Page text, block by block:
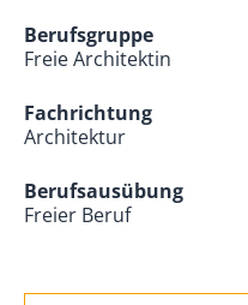
Berufsgruppe
Freie Architektin
Fachrichtung
Architektur
Berufsausübung
Freier Beruf